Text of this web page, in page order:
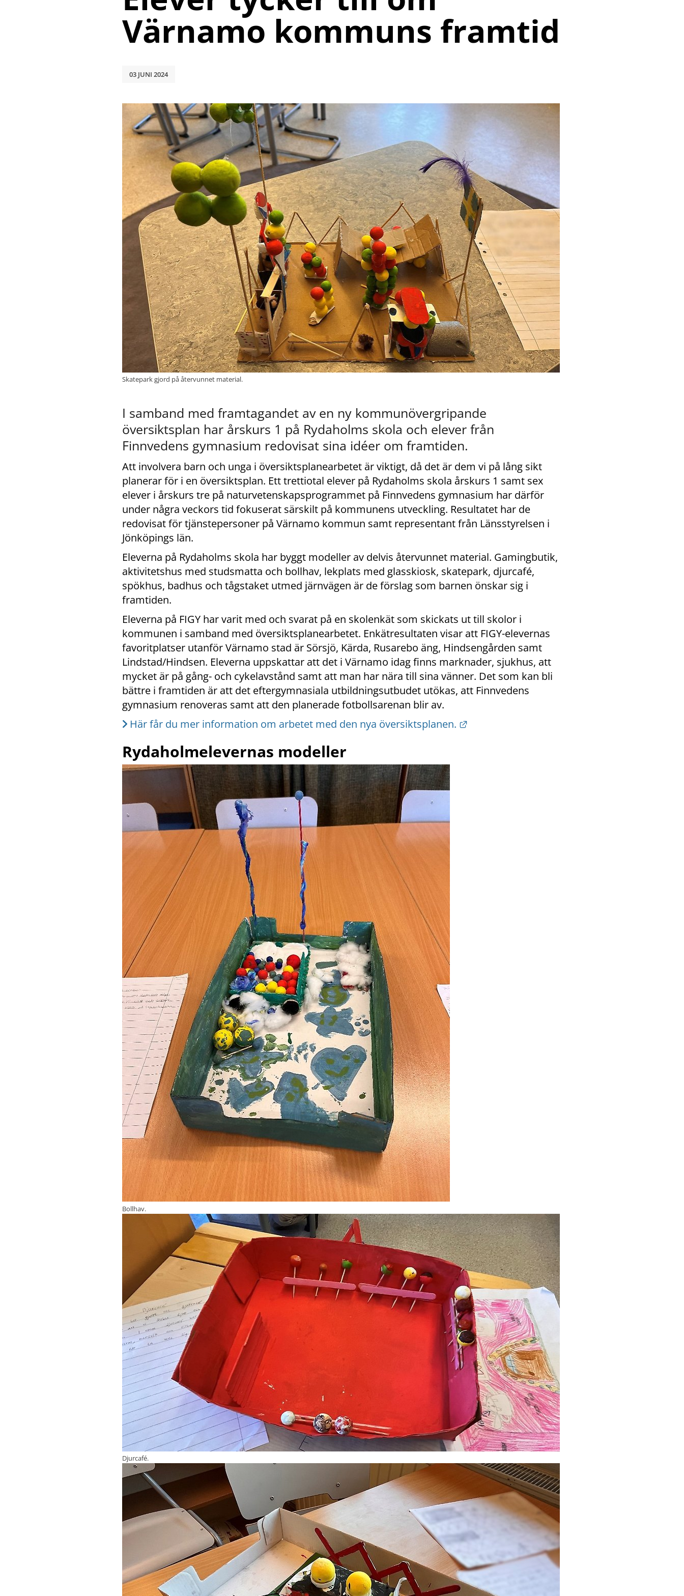
Värnamo kommuns framtid
03 JUNI 2024
Skatepark gjord på återvunnet material.
I samband med framtagandet av en ny kommunövergripande
översiktsplan har årskurs 1 på Rydaholms skola och elever från
Finnvedens gymnasium redovisat sina idéer om framtiden.
Att involvera barn och unga i översiktsplanearbetet är viktigt, då det är dem vi på lång sikt
planerar för i en översiktsplan. Ett trettiotal elever på Rydaholms skola årskurs 1 samt sex
elever i årskurs tre på naturvetenskapsprogrammet på Finnvedens gymnasium har därför
under några veckors tid fokuserat särskilt på kommunens utveckling. Resultatet har de
redovisat för tjänstepersoner på Värnamo kommun samt representant från Länsstyrelsen i
Jönköpings län.
Eleverna på Rydaholms skola har byggt modeller av delvis återvunnet material. Gamingbutik,
aktivitetshus med studsmatta och bollhav, lekplats med glasskiosk, skatepark, djurcafé,
spökhus, badhus och tågstaket utmed järnvägen är de förslag som barnen önskar sig i
framtiden.
Eleverna på FIGY har varit med och svarat på en skolenkät som skickats ut till skolor i
kommunen i samband med översiktsplanearbetet. Enkätresultaten visar att FIGY-elevernas
favoritplatser utanför Värnamo stad är Sörsjö, Kärda, Rusarebo äng, Hindsengården samt
Lindstad/Hindsen. Eleverna uppskattar att det i Värnamo idag finns marknader, sjukhus, att
mycket är på gång- och cykelavstånd samt att man har nära till sina vänner. Det som kan bli
bättre i framtiden är att det eftergymnasiala utbildningsutbudet utökas, att Finnvedens
gymnasium renoveras samt att den planerade fotbollsarenan blir av.
Här får du mer information om arbetet med den nya översiktsplanen.
Rydaholmelevernas modeller
Bollhav.
Djurcafé.